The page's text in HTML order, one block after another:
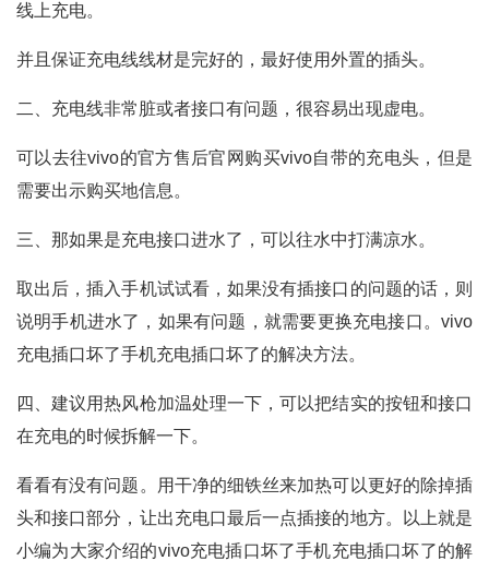
线上充电。
并且保证充电线线材是完好的，最好使用外置的插头。
二、充电线非常脏或者接口有问题，很容易出现虚电。
可以去往vivo的官方售后官网购买vivo自带的充电头，但是
需要出示购买地信息。
三、那如果是充电接口进水了，可以往水中打满凉水。
取出后，插入手机试试看，如果没有插接口的问题的话，则
说明手机进水了，如果有问题，就需要更换充电接口。vivo
充电插口坏了手机充电插口坏了的解决方法。
四、建议用热风枪加温处理一下，可以把结实的按钮和接口
在充电的时候拆解一下。
看看有没有问题。用干净的细铁丝来加热可以更好的除掉插
头和接口部分，让出充电口最后一点插接的地方。以上就是
小编为大家介绍的vivo充电插口坏了手机充电插口坏了的解